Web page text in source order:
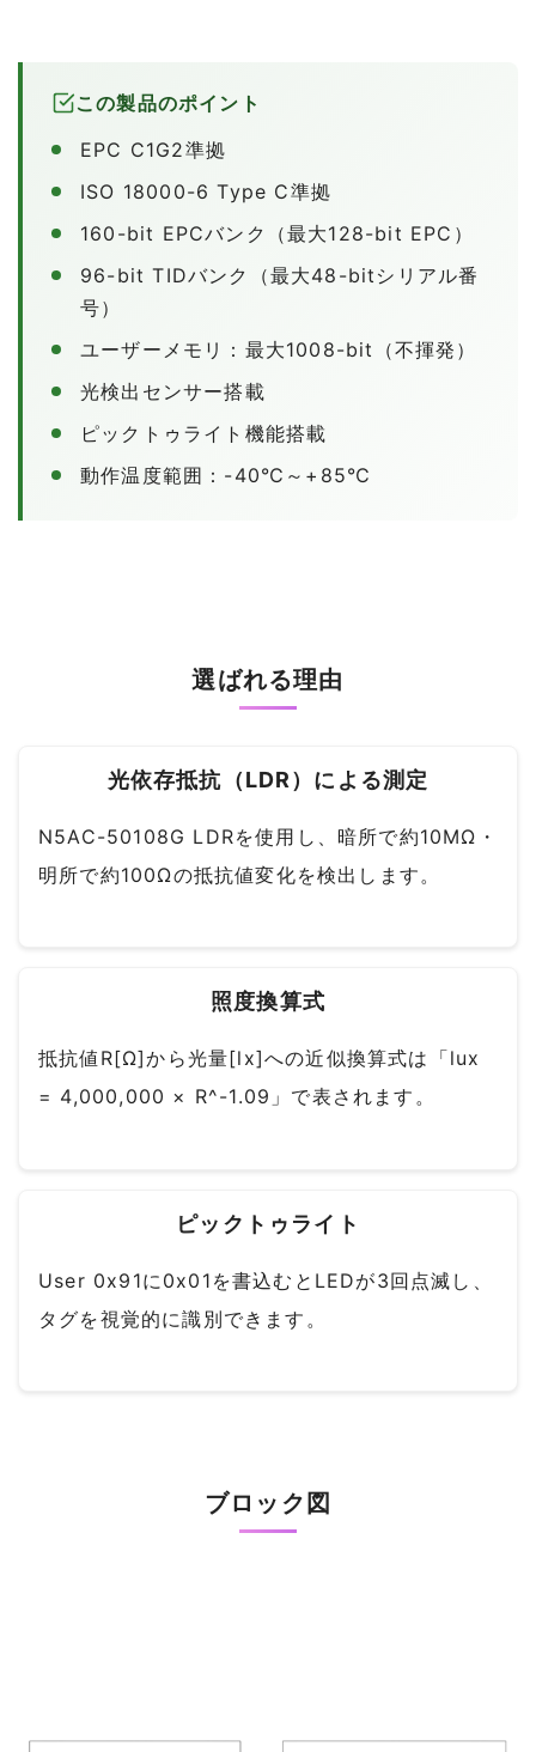
この製品のポイント
EPC C1G2準拠
ISO 18000-6 Type C準拠
160-bit EPCバンク（最大128-bit EPC）
96-bit TIDバンク（最大48-bitシリアル番
号）
ユーザーメモリ：最大1008-bit（不揮発）
光検出センサー搭載
ピックトゥライト機能搭載
動作温度範囲：-40℃～+85℃
選ばれる理由
光依存抵抗（LDR）による測定
N5AC-50108G LDRを使用し、暗所で約10MΩ・
明所で約100Ωの抵抗値変化を検出します。
照度換算式
抵抗値R[Ω]から光量[lx]への近似換算式は「lux
= 4,000,000 × R^-1.09」で表されます。
ピックトゥライト
User 0x91に0x01を書込むとLEDが3回点滅し、
タグを視覚的に識別できます。
ブロック図